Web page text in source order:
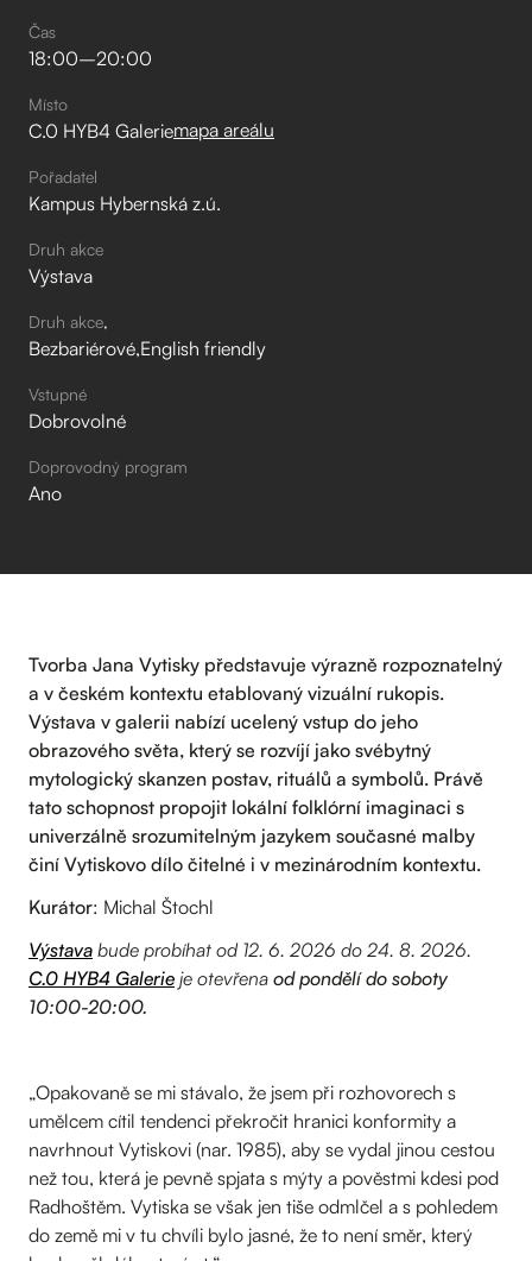
Čas
18:00–⁠20:00
Místo
C.0 HYB4 Galeriemapa areálu
Pořadatel
Kampus Hybernská z.ú.
Druh akce
Výstava
Druh akce
Bezbariérové English friendly
Vstupné
Dobrovolné
Doprovodný program
Ano
Tvorba Jana Vytisky představuje výrazně rozpoznatelný
a v českém kontextu etablovaný vizuální rukopis.
Výstava v galerii nabízí ucelený vstup do jeho
obrazového světa, který se rozvíjí jako svébytný
mytologický skanzen postav, rituálů a symbolů. Právě
tato schopnost propojit lokální folklórní imaginaci s
univerzálně srozumitelným jazykem současné malby
činí Vytiskovo dílo čitelné i v mezinárodním kontextu.
Kurátor: Michal Štochl
Výstava bude probíhat od 12. 6. 2026 do 24. 8. 2026.
C.0 HYB4 Galerie je otevřena od pondělí do soboty
10:00-20:00.
„Opakovaně se mi stávalo, že jsem při rozhovorech s
umělcem cítil tendenci překročit hranici konformity a
navrhnout Vytiskovi (nar. 1985), aby se vydal jinou cestou
než tou, která je pevně spjata s mýty a pověstmi kdesi pod
Radhoštěm. Vytiska se však jen tiše odmlčel a s pohledem
do země mi v tu chvíli bylo jasné, že to není směr, který